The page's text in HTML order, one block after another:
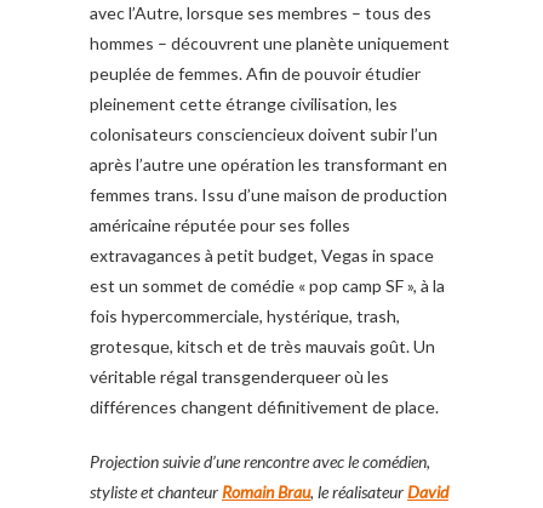
avec l’Autre, lorsque ses membres – tous des
hommes – découvrent une planète uniquement
peuplée de femmes. Afin de pouvoir étudier
pleinement cette étrange civilisation, les
colonisateurs consciencieux doivent subir l’un
après l’autre une opération les transformant en
femmes trans. Issu d’une maison de production
américaine réputée pour ses folles
extravagances à petit budget, Vegas in space
est un sommet de comédie « pop camp SF », à la
fois hypercommerciale, hystérique, trash,
grotesque, kitsch et de très mauvais goût. Un
véritable régal transgenderqueer où les
différences changent définitivement de place.
Projection suivie d’une rencontre avec le comédien,
styliste et chanteur Romain Brau, le réalisateurDavid